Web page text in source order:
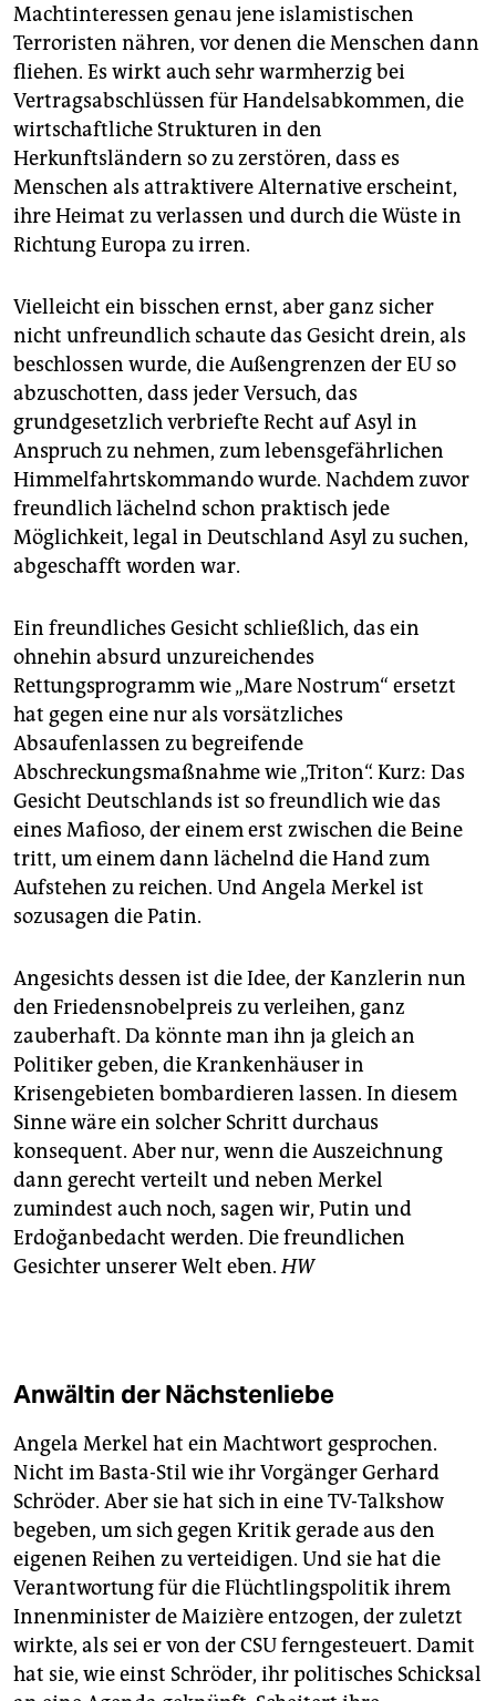
Machtinteressen genau jene islamistischen
Terroristen nähren, vor denen die Menschen dann
fliehen. Es wirkt auch sehr warmherzig bei
Vertragsabschlüssen für Handelsabkommen, die
wirtschaftliche Strukturen in den
Herkunftsländern so zu zerstören, dass es
Menschen als attraktivere Alternative erscheint,
ihre Heimat zu verlassen und durch die Wüste in
Richtung Europa zu irren.
Vielleicht ein bisschen ernst, aber ganz sicher
nicht unfreundlich schaute das Gesicht drein, als
beschlossen wurde, die Außengrenzen der EU so
abzuschotten, dass jeder Versuch, das
grundgesetzlich verbriefte Recht auf Asyl in
Anspruch zu nehmen, zum lebensgefährlichen
Himmelfahrtskommando wurde. Nachdem zuvor
freundlich lächelnd schon praktisch jede
Möglichkeit, legal in Deutschland Asyl zu suchen,
abgeschafft worden war.
Ein freundliches Gesicht schließlich, das ein
ohnehin absurd unzureichendes
Rettungsprogramm wie „Mare Nostrum“ ersetzt
hat gegen eine nur als vorsätzliches
Absaufenlassen zu begreifende
Abschreckungsmaßnahme wie „Triton“. Kurz: Das
Gesicht Deutschlands ist so freundlich wie das
eines Mafioso, der einem erst zwischen die Beine
tritt, um einem dann lächelnd die Hand zum
Aufstehen zu reichen. Und Angela Merkel ist
sozusagen die Patin.
Angesichts dessen ist die Idee, der Kanzlerin nun
den Friedensnobelpreis zu verleihen, ganz
zauberhaft. Da könnte man ihn ja gleich an
Politiker geben, die Krankenhäuser in
Krisengebieten bombardieren lassen. In diesem
Sinne wäre ein solcher Schritt durchaus
konsequent. Aber nur, wenn die Auszeichnung
dann gerecht verteilt und neben Merkel
zumindest auch noch, sagen wir, Putin und
Erdoğanbedacht werden. Die freundlichen
Gesichter unserer Welt eben.HW
Anwältin der Nächstenliebe
Angela Merkel hat ein Machtwort gesprochen.
Nicht im Basta-Stil wie ihr Vorgänger Gerhard
Schröder. Aber sie hat sich in eine TV-Talkshow
begeben, um sich gegen Kritik gerade aus den
eigenen Reihen zu verteidigen. Und sie hat die
Verantwortung für die Flüchtlingspolitik ihrem
Innenminister de Maizière entzogen, der zuletzt
wirkte, als sei er von der CSU ferngesteuert. Damit
hat sie, wie einst Schröder, ihr politisches Schicksal